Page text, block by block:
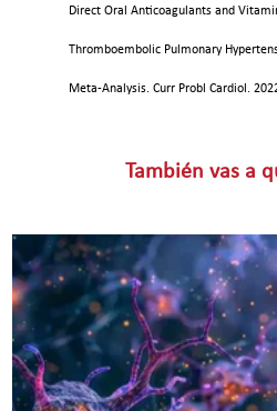
Direct Oral Anticoagulants and
Thromboembolic Pulmonary
Meta-Analysis. Curr Probl Cardiol.
También vas a